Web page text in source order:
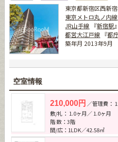
東京都新宿区西新
東京メトロ丸ノ内線
JR山手線 『新宿駅
都営大江戸線 『都
築年月 2013年9月
空室情報
210,000円 ／管理費：
敷/礼： 1.0ヶ月／ 1.0ヶ月
階 数：3階
間/広：1LDK／42.58㎡